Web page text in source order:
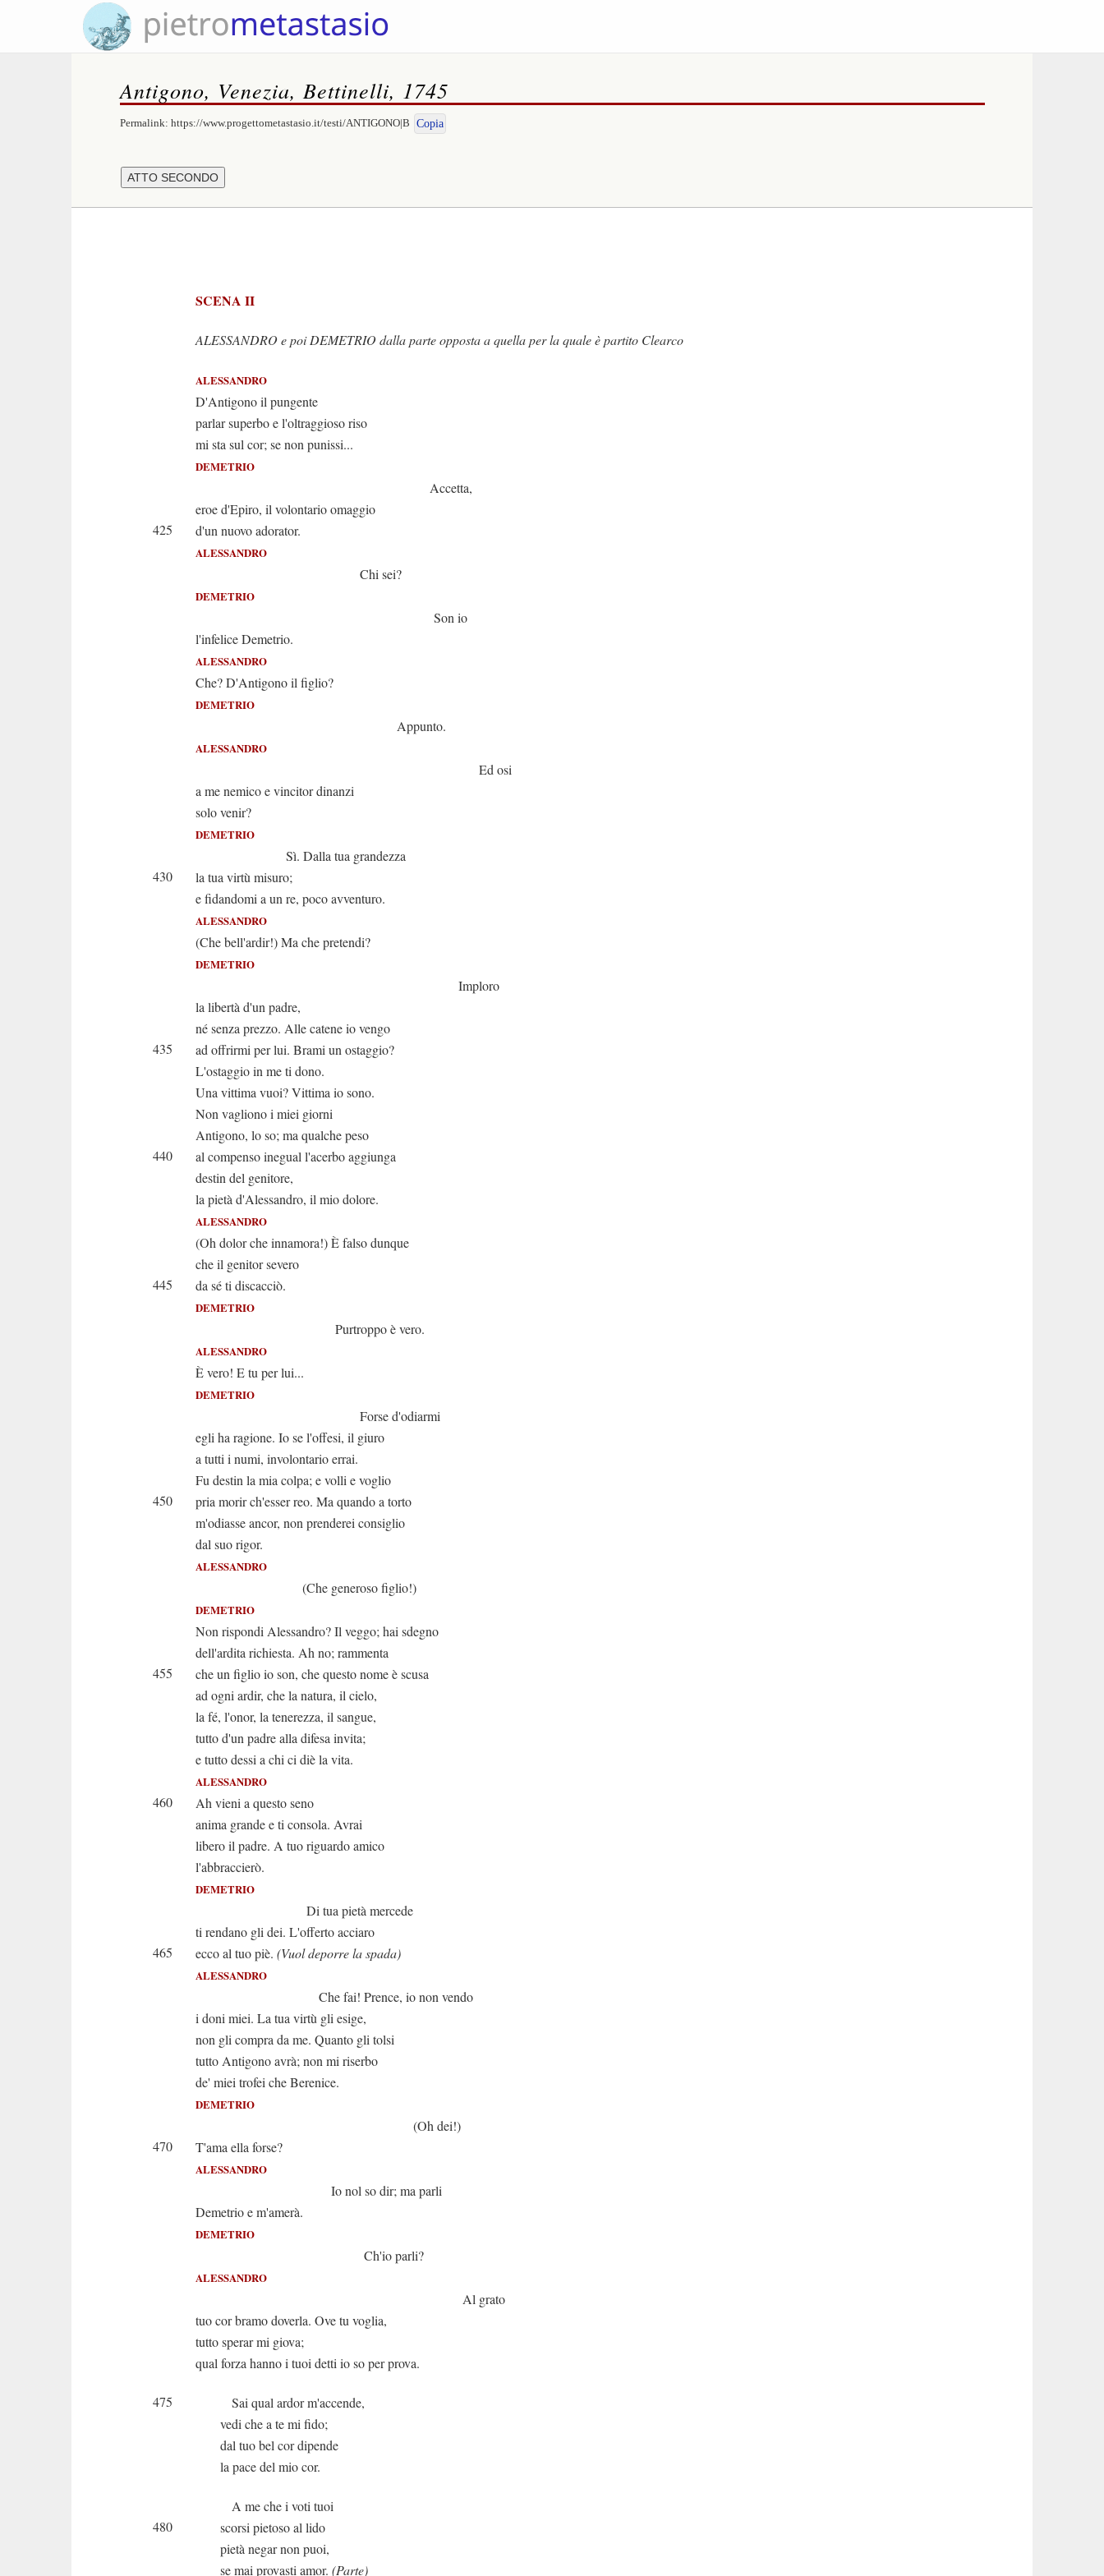
Antigono, Venezia, Bettinelli, 1745
Permalink: https://www.progettometastasio.it/testi/ANTIGONO|B Copia
SCENA II
ALESSANDRO e poi DEMETRIO dalla parte opposta a quella per la quale è partito Clearco
ALESSANDRO
D'Antigono il pungente
parlar superbo e l'oltraggioso riso
mi sta sul cor; se non punissi...
DEMETRIO
Accetta,
eroe d'Epiro, il volontario omaggio
425
d'un nuovo adorator.
ALESSANDRO
Chi sei?
DEMETRIO
Son io
l'infelice Demetrio.
ALESSANDRO
Che? D'Antigono il figlio?
DEMETRIO
Appunto.
ALESSANDRO
Ed osi
a me nemico e vincitor dinanzi
solo venir?
DEMETRIO
Sì. Dalla tua grandezza
430
la tua virtù misuro;
e fidandomi a un re, poco avventuro.
ALESSANDRO
(Che bell'ardir!) Ma che pretendi?
DEMETRIO
Imploro
la libertà d'un padre,
né senza prezzo. Alle catene io vengo
435
ad offrirmi per lui. Brami un ostaggio?
L'ostaggio in me ti dono.
Una vittima vuoi? Vittima io sono.
Non vagliono i miei giorni
Antigono, lo so; ma qualche peso
440
al compenso inegual l'acerbo aggiunga
destin del genitore,
la pietà d'Alessandro, il mio dolore.
ALESSANDRO
(Oh dolor che innamora!) È falso dunque
che il genitor severo
445
da sé ti discacciò.
DEMETRIO
Purtroppo è vero.
ALESSANDRO
È vero! E tu per lui...
DEMETRIO
Forse d'odiarmi
egli ha ragione. Io se l'offesi, il giuro
a tutti i numi, involontario errai.
Fu destin la mia colpa; e volli e voglio
450
pria morir ch'esser reo. Ma quando a torto
m'odiasse ancor, non prenderei consiglio
dal suo rigor.
ALESSANDRO
(Che generoso figlio!)
DEMETRIO
Non rispondi Alessandro? Il veggo; hai sdegno
dell'ardita richiesta. Ah no; rammenta
455
che un figlio io son, che questo nome è scusa
ad ogni ardir, che la natura, il cielo,
la fé, l'onor, la tenerezza, il sangue,
tutto d'un padre alla difesa invita;
e tutto dessi a chi ci diè la vita.
ALESSANDRO
460
Ah vieni a questo seno
anima grande e ti consola. Avrai
libero il padre. A tuo riguardo amico
l'abbraccierò.
DEMETRIO
Di tua pietà mercede
ti rendano gli dei. L'offerto acciaro
465
ecco al tuo piè. (Vuol deporre la spada)
ALESSANDRO
Che fai! Prence, io non vendo
i doni miei. La tua virtù gli esige,
non gli compra da me. Quanto gli tolsi
tutto Antigono avrà; non mi riserbo
de' miei trofei che Berenice.
DEMETRIO
(Oh dei!)
470
T'ama ella forse?
ALESSANDRO
Io nol so dir; ma parli
Demetrio e m'amerà.
DEMETRIO
Ch'io parli?
ALESSANDRO
Al grato
tuo cor bramo doverla. Ove tu voglia,
tutto sperar mi giova;
qual forza hanno i tuoi detti io so per prova.
475
Sai qual ardor m'accende,
vedi che a te mi fido;
dal tuo bel cor dipende
la pace del mio cor.
A me che i voti tuoi
480
scorsi pietoso al lido
pietà negar non puoi,
se mai provasti amor. (Parte)